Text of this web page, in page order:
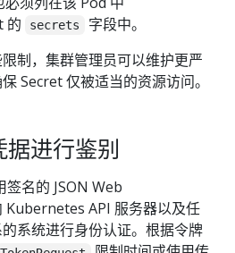
的
secrets
字段中。
制，集群管理员可以维护更严
Secret 仅被适当的资源访问。
进行鉴别
名的 JSON Web
Kubernetes API 服务器以及任
系统进行身份认证。根据令牌